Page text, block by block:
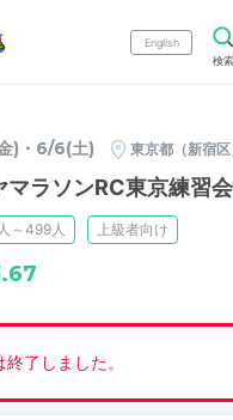
English
検索
)・6/6(土) 東京都（新宿区
マラソンRC東京練習会
～499人 上級者向け
了しました。